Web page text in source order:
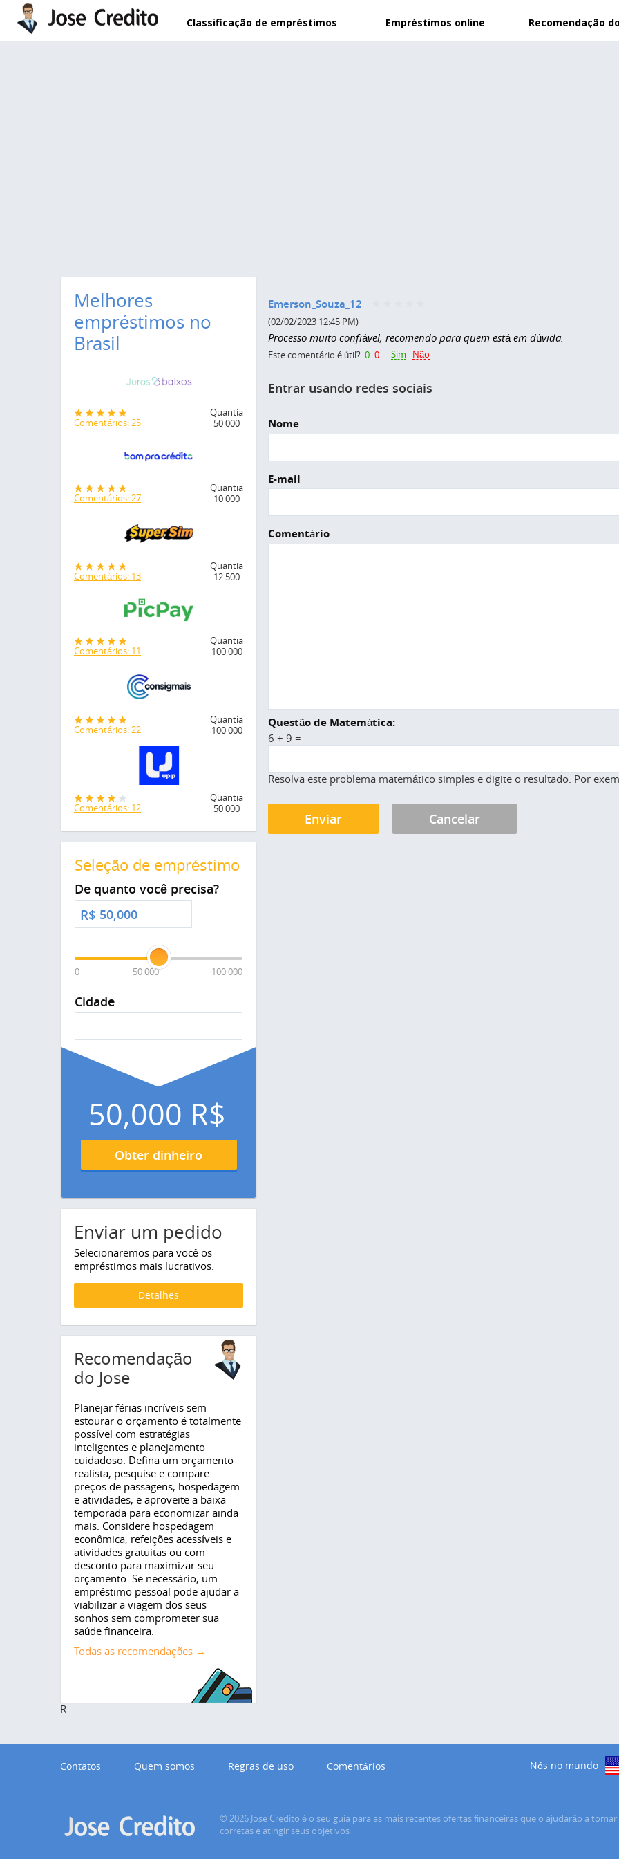
Pular para o conteúdo principal
Classificação de empréstimos Empréstimos online Recomendação
Emerson_Souza_12
(02/02/2023 12:45 PM)
Processo muito confiável, recomendo para quem está em dúvida.
Este comentário é útil? 0 0 Sim
Não
Entrar usando redes sociais
Nome
E-mail
Comentário
Questão de Matemática:
6 + 9 =
Resolva este problema matemático simples e digite o resultado. Por
Melhores
empréstimos no
Brasil
Comentários: 25
Quantia
50 000
Comentários: 27
Quantia
10 000
Comentários: 13
Quantia
12 500
Comentários: 11
Quantia
100 000
Comentários: 22
Quantia
100 000
Comentários: 12
Quantia
50 000
Seleção de empréstimo
De quanto você precisa?
R$
0 50 000 100 000
Cidade
50,000 R$
Obter dinheiro
Enviar um pedido
Selecionaremos para você os
empréstimos mais lucrativos.
Detalhes
Recomendação
do Jose
Planejar férias incríveis sem
estourar o orçamento é totalmente
possível com estratégias
inteligentes e planejamento
cuidadoso. Defina um orçamento
realista, pesquise e compare
preços de passagens, hospedagem
e atividades, e aproveite a baixa
temporada para economizar ainda
mais. Considere hospedagem
econômica, refeições acessíveis e
atividades gratuitas ou com
desconto para maximizar seu
orçamento. Se necessário, um
empréstimo pessoal pode ajudar a
viabilizar a viagem dos seus
sonhos sem comprometer sua
saúde financeira.
Todas as recomendações →
R
Contatos Quem somos Regras de uso Comentários
© 2026 Jose Credito é o seu guia para as mais recentes ofertas financeiras que o ajudarão a tomar
corretas e atingir seus objetivos
Nós no mundo